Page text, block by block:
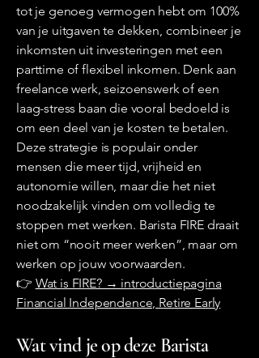
tot je genoeg vermogen hebt om 100%
van je uitgaven te dekken, combineer je
inkomsten uit investeringen met een
parttime of flexibel inkomen. Denk aan
freelance werk, seizoenswerk of een
laag-stress baan die vooral bedoeld is
om een deel van je kosten te betalen.
Deze strategie is populair onder
mensen die meer tijd, vrijheid en
autonomie willen, maar die het niet
noodzakelijk vinden om volledig te
stoppen met werken. Barista FIRE draait
niet om “nooit meer werken”, maar om
werken op jouw voorwaarden.
👉 Wat is FIRE? → introductiepagina
Financial Independence, Retire Early
Wat vind je op deze Barista